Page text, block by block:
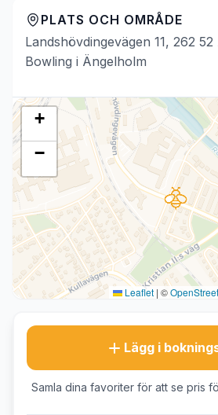
PLATS OCH OMRÅDE
Landshövdingevägen 11, 262
Bowling i Ängelholm
+
−
Leaflet | ©
Lägg i
Samla dina favoriter för att se pris